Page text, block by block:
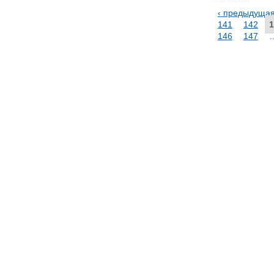
‹
141
142
146
147